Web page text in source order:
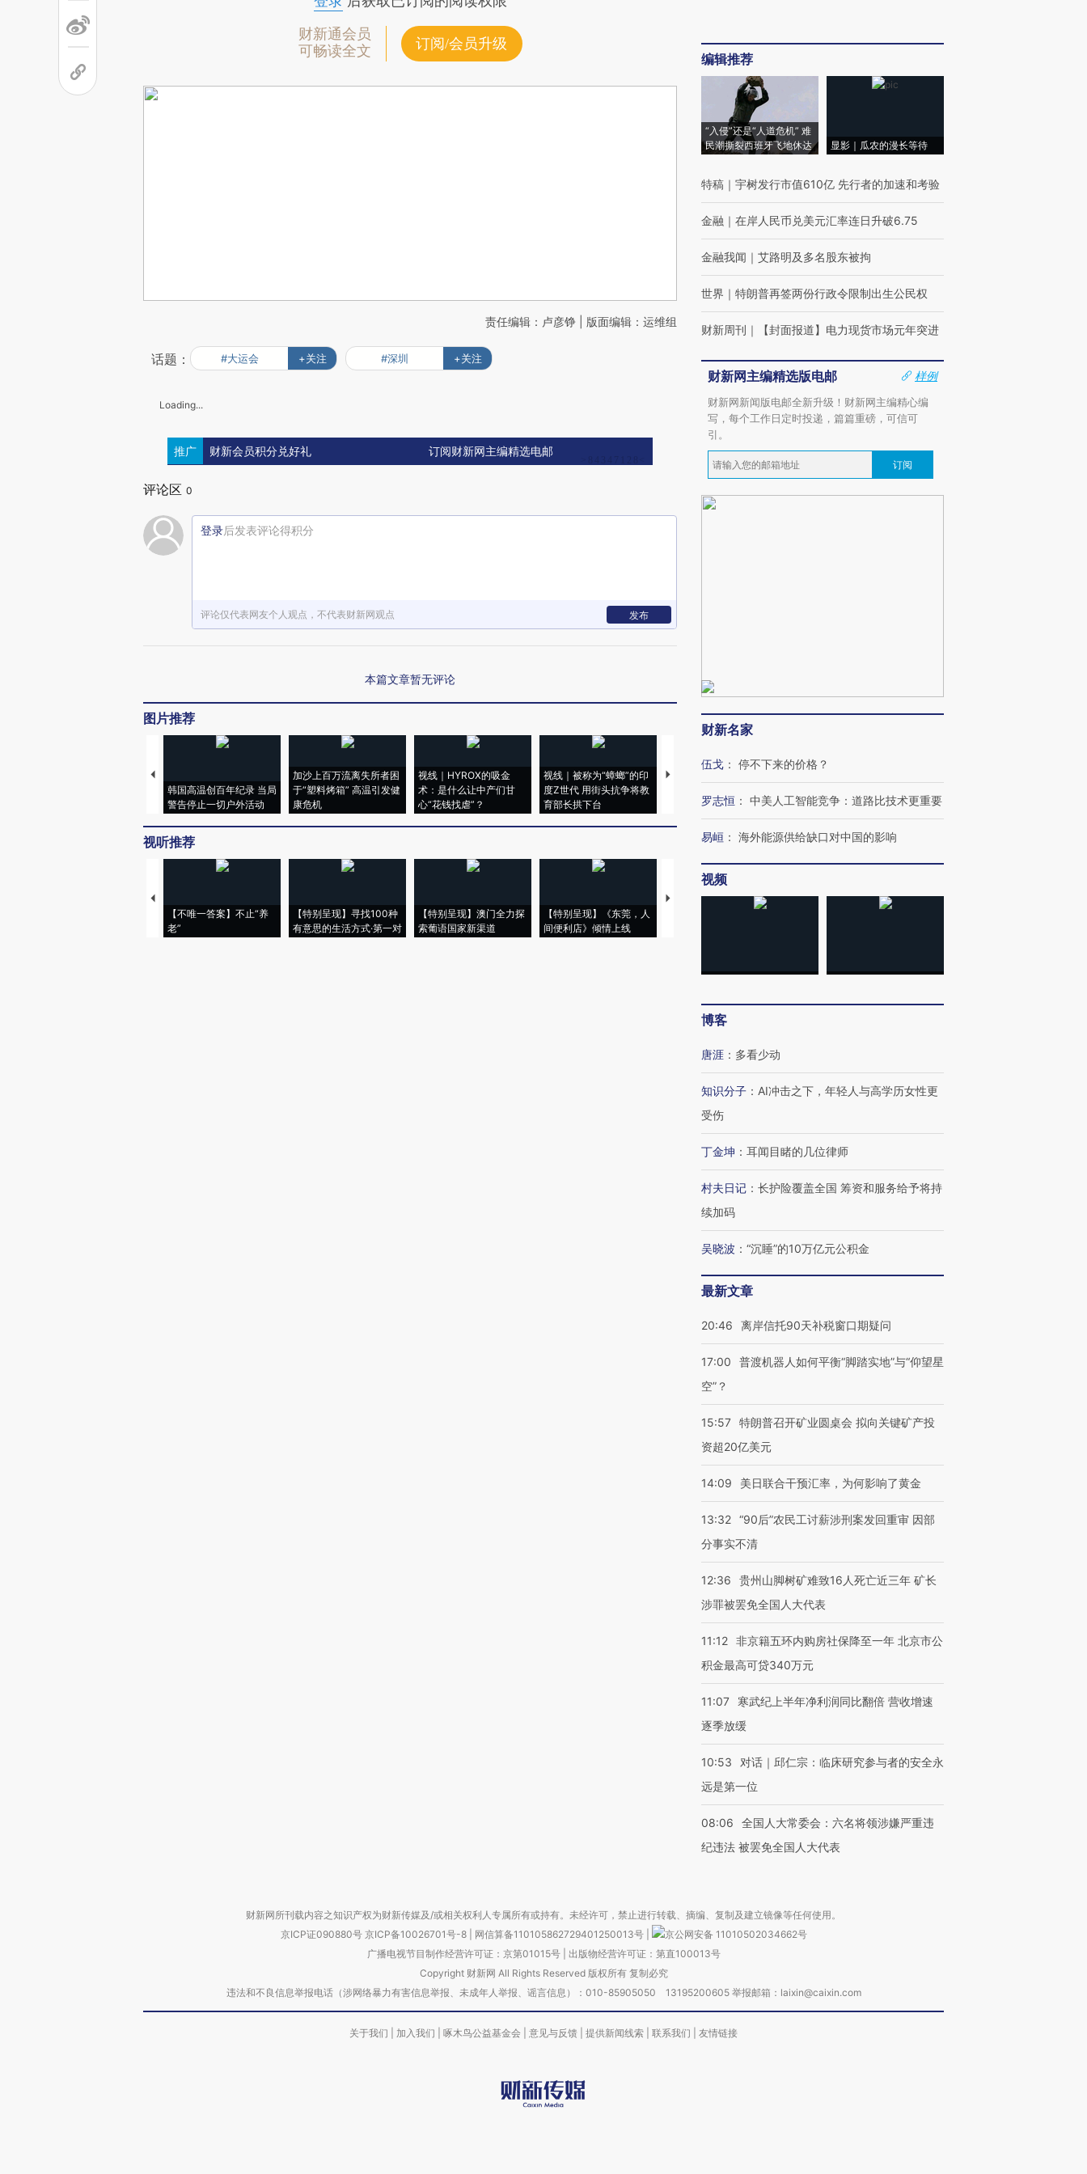
财新通会员
可畅读全文
订阅/会员升级
责任编辑：卢彦铮 | 版面编辑：运维组
话题： #大运会 +关注 #深圳 +关注
Loading...
推广 财新会员积分兑好礼 订阅财新网主编精选电邮
评论区 0
登录后发表评论得积分
评论仅代表网友个人观点，不代表财新网观点 发布
本篇文章暂无评论
图片推荐
韩国高温创百年纪录 当局
警告停止一切户外活动
加沙上百万流离失所者困
于“塑料烤箱” 高温引发健
康危机
视线｜HYROX的吸金
术：是什么让中产们甘
心“花钱找虐”？
视线｜被称为“蟑螂”的印
度Z世代 用街头抗争将教
育部长拱下台
视线｜“入侵”还是“人道危
飞地休达
4000人
米
视听推荐
【不唯一答案】不止“养
老”
【特别呈现】寻找100种
有意思的生活方式·第一对
【特别呈现】澳门全力探
索葡语国家新渠道
【特别呈现】《东莞，人
间便利店》倾情上线
【推广】走进第四届链博
【商旅对话】华住集团
编辑推荐
“入侵”还是“人道危机” 难
民潮撕裂西班牙飞地休达
显影｜瓜农的漫长等待
特稿 ｜ 宇树发行市值610亿 先行者的加速和考验
金融 ｜ 在岸人民币兑美元汇率连日升破6.75
金融我闻 ｜ 艾路明及多名股东被拘
世界 ｜ 特朗普再签两份行政令限制出生公民权
财新周刊 ｜ 【封面报道】电力现货市场元年突进
财新网主编精选版电邮
样例
财新网新闻版电邮全新升级！财新网主编精心编
写，每个工作日定时投递，篇篇重磅，可信可
引。
订阅
财新名家
伍戈 ： 停不下来的价格？
罗志恒 ： 中美人工智能竞争：道路比技术更重要
易峘 ： 海外能源供给缺口对中国的影响
视频
博客
唐涯 ： 多看少动
知识分子 ： AI冲击之下，年轻人与高学历女性更
受伤
丁金坤 ： 耳闻目睹的几位律师
村夫日记 ： 长护险覆盖全国 筹资和服务给予将持
续加码
吴晓波 ： “沉睡”的10万亿元公积金
最新文章
20:46 离岸信托90天补税窗口期疑问
17:00
普渡机器人如何平衡“脚踏实地”与“仰望星
空”？
15:57 特朗普召开矿业圆桌会 拟向关键矿产投
资超20亿美元
14:09 美日联合干预汇率，为何影响了黄金
13:32 “90后”农民工讨薪涉刑案发回重审 因部
分事实不清
12:36
贵州山脚树矿难致16人死亡近三年 矿长
涉罪被罢免全国人大代表
11:12 非京籍五环内购房社保降至一年 北京市公
积金最高可贷340万元
11:07
寒武纪上半年净利润同比翻倍 营收增速
逐季放缓
10:53
对话｜邱仁宗：临床研究参与者的安全永
远是第一位
08:06
全国人大常委会：六名将领涉嫌严重违
纪违法 被罢免全国人大代表
财新网所刊载内容之知识产权为财新传媒及/或相关权利人专属所有或持有。未经许可，禁止进行转载、摘编、复制及建立镜像等任何使用。
京ICP证090880号 京ICP备10026701号-8 网信算备110105862729401250013号
京公网安备 11010502034662号
广播电视节目制作经营许可证：京第01015号| 出版物经营许可证：第直100013号
Copyright 财新网 All Rights Reserved 版权所有 复制必究
违法和不良信息举报电话（涉网络暴力有害信息举报、未成年人举报、谣言信息）：010-85905050 13195200605 举报邮箱：laixin@caixin.com
关于我们 加入我们 啄木鸟公益基金会 意见与反馈 提供新闻线索 联系我们 友情链接